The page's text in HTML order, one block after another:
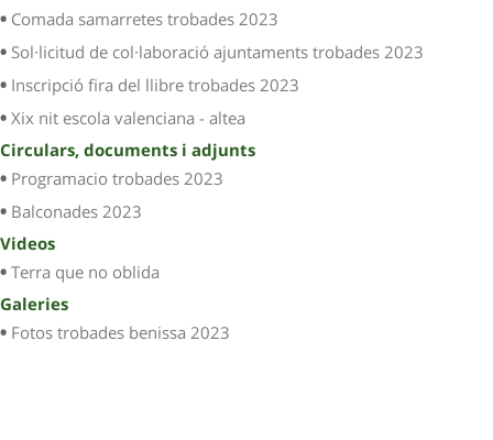
Comada samarretes trobades 2023
Sol·licitud de col·laboració ajuntaments trobades 2023
Inscripció fira del llibre trobades 2023
Xix nit escola valenciana - altea
Circulars, documents i adjunts
Programacio trobades 2023
Balconades 2023
Videos
Terra que no oblida
Galeries
Fotos trobades benissa 2023